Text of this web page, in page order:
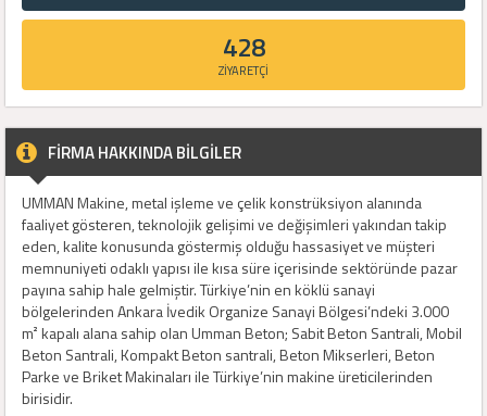
428
ZİYARETÇİ
FİRMA HAKKINDA BİLGİLER
UMMAN Makine, metal işleme ve çelik konstrüksiyon alanında
faaliyet gösteren, teknolojik gelişimi ve değişimleri yakından takip
eden, kalite konusunda göstermiş olduğu hassasiyet ve müşteri
memnuniyeti odaklı yapısı ile kısa süre içerisinde sektöründe pazar
payına sahip hale gelmiştir. Türkiye’nin en köklü sanayi
bölgelerinden Ankara İvedik Organize Sanayi Bölgesi’ndeki 3.000
m² kapalı alana sahip olan Umman Beton; Sabit Beton Santrali, Mobil
Beton Santrali, Kompakt Beton santrali, Beton Mikserleri, Beton
Parke ve Briket Makinaları ile Türkiye’nin makine üreticilerinden
birisidir.